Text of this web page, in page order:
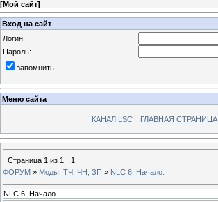
[Мой сайт]
Вход на сайт
Логин:
Пароль:
запомнить
Меню сайта
КАНАЛ LSC ГЛАВНАЯ СТРАНИЦА
Страница 1 из 1
1
ФОРУМ » Моды: ТЧ, ЧН, ЗП » NLC 6. Начало.
NLC 6. Начало.